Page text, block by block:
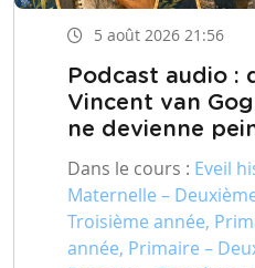
5 août 2026 21:56
Podcast audio :
Vincent van
ne devienne
Dans le cours : Eveil
Maternelle –
Troisième année,
année, Primaire –